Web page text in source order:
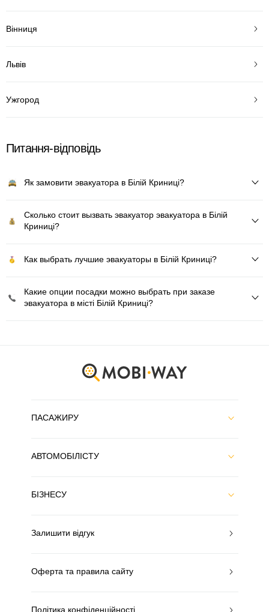
Вінниця
Львів
Ужгород
Питання-відповідь
Як замовити эвакуатора в Білій Криниці?
Сколько стоит вызвать эвакуатор эвакуатора в Білій
Криниці?
Как выбрать лучшие эвакуаторы в Білій Криниці?
Какие опции посадки можно выбрать при заказе
эвакуатора в місті Білій Криниці?
ПАСАЖИРУ
АВТОМОБІЛІСТУ
БІЗНЕСУ
Залишити відгук
Оферта та правила сайту
Політика конфіденційності